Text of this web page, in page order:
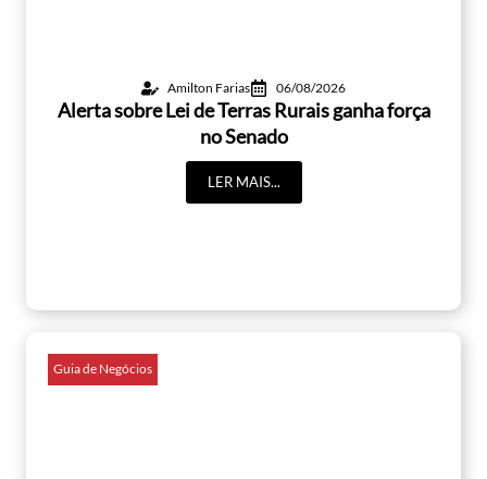
Amilton Farias 06/08/2026
Alerta sobre Lei de Terras Rurais ganha força
no Senado
LER MAIS...
Guia de Negócios